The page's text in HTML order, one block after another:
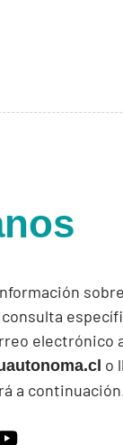
electrónico
o
a